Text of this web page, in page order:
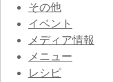
その他
イベント
メディア情報
メニュー
レシピ